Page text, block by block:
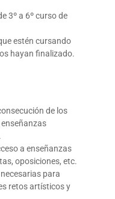
3º a 6º curso de
estén cursando
hayan finalizado.
de los
a enseñanzas
oposiciones, etc.
para
retos artísticos y